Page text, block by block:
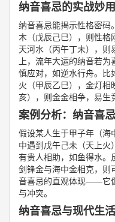
纳音喜忌的实战妙
纳音喜忌能揭示性格密码
木（戊辰己巳），则性格
天河水（丙午丁未），
上，流年大运的纳音若
慎应对，如逆水行舟。比
火（甲辰乙巳），金灯
亥），则金金相争，易生
案例分析：纳音喜
假设某人生于甲子年（海
中遇到戊午己未（天上
有贵人相助，如鱼得水。
剑锋金与海中金相克，则
音喜忌的直观体现——它
与冲突。
纳音喜忌与现代生